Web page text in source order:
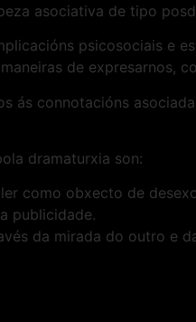
asociativa de tipo
psicosociais e
de expresarnos,
ás connotacións
dramaturxia son:
como obxecto de
publicidade.
da mirada do outro e